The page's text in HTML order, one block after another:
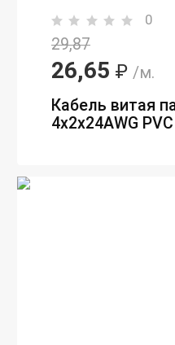
0
29,87
26,65 ₽ /м.
Кабель витая
4х2х24AWG